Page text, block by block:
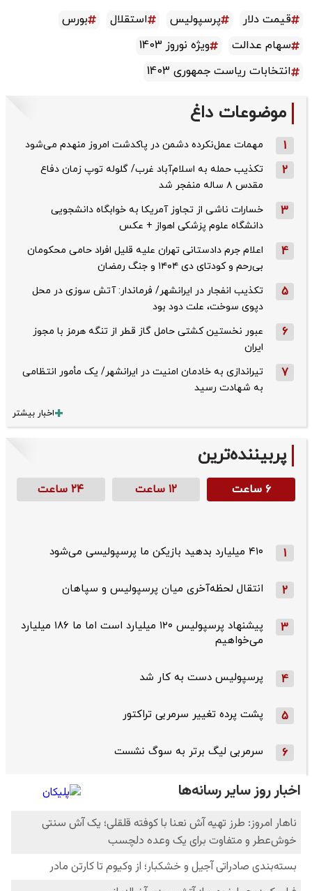
قیمت دلار پرسپولیس استقلال
بورس
سهام عدالت
ویژه نوروز 1403
انتخابات ریاست جمهوری 1403
موضوعات داغ
1 مهمات عمل‌نکرده دشمن در پاکدشت امروز منهدم می‌شود
2
تکذیب حمله به اسلام‌آباد غرب/ گلوله توپ زمان دفاع
مقدس ۸ ساله منفجر شد
3
خسارات ناشی از تجاوز آمریکا به خوابگاه دانشجویی
دانشگاه علوم پزشکی اهواز + عکس
4
اعلام جرم دادستانی تهران علیه قلیل افراد حامی محکومان
بی‌رحم و کودتای دی‌ ۱۴۰۴ و جنگ رمضان
5
تکذیب ‌انفجار در ایرانشهر/ فرماندار: آتش سوزی در محل
دپوی سوخت، علت دود بود
6
عبور نخستین کشتی حامل گاز قطر از تنگه هرمز با مجوز
ایران
7
تیراندازی به خادمان امنیت در ایرانشهر/ یک مأمور انتظامی
به شهادت رسید
اخبار بیشتر
پربیننده‌ترین
۶ ساعت ۱۲ ساعت ۲۴ ساعت
1 ۴۱۰ میلیارد بدهید بازیکن ما پرسپولیسی می‌شود
2 انتقال لحظه‌آخری میان پرسپولیس و سپاهان
3
پیشنهاد پرسپولیس ۱۲۰ میلیارد است اما ما ۱۸۶ میلیارد
می‌خواهیم
4 پرسپولیس دست به کار شد
5 پشت پرده تغییر سرمربی تراکتور
6 سرمربی لیگ برتر به سوگ نشست